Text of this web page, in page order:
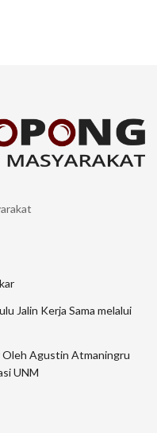
Jalin Kerja Sama melalui
Oleh Agustin Atmaningru
UNM